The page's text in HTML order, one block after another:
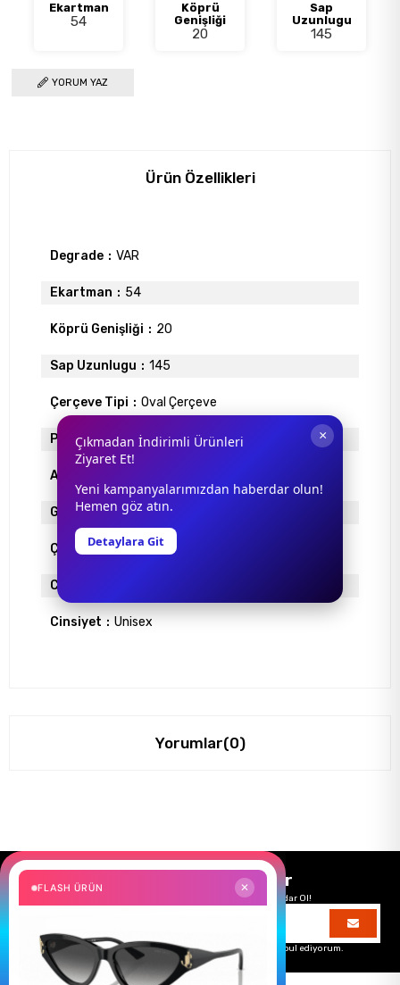
Ekartman
54
Köprü
Genişliği
20
Sap
Uzunlugu
145
YORUM YAZ
Ürün Özellikleri
Degrade VAR
Ekartman 54
Köprü Genişliği 20
Sap Uzunlugu 145
Çerçeve Tipi Oval Çerçeve
Polarize YOK
Ayna
Gövde Rengi SİYAH
Çerçeve Materyali
Cam Rengi
Cinsiyet Unisex
Yorumlar(0)
Size Özel Kampanyalar
Hemen Kayıt Ol Fırsatlardan Önce Sen Haberdar Ol!
Üyelik koşullarınıvekişisel verileriminkorunmasını kabul ediyorum.
×
Çıkmadan İndirimli Ürünleri
Ziyaret Et!
Yeni kampanyalarımızdan haberdar olun!
Hemen göz atın.
Detaylara Git
FLASH ÜRÜN ✕